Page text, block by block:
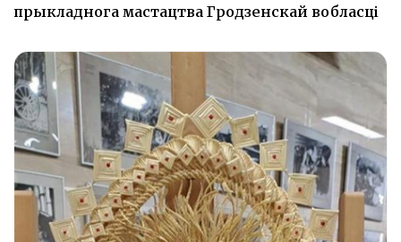
прыкладнога мастацтва Гродзенскай вобласці